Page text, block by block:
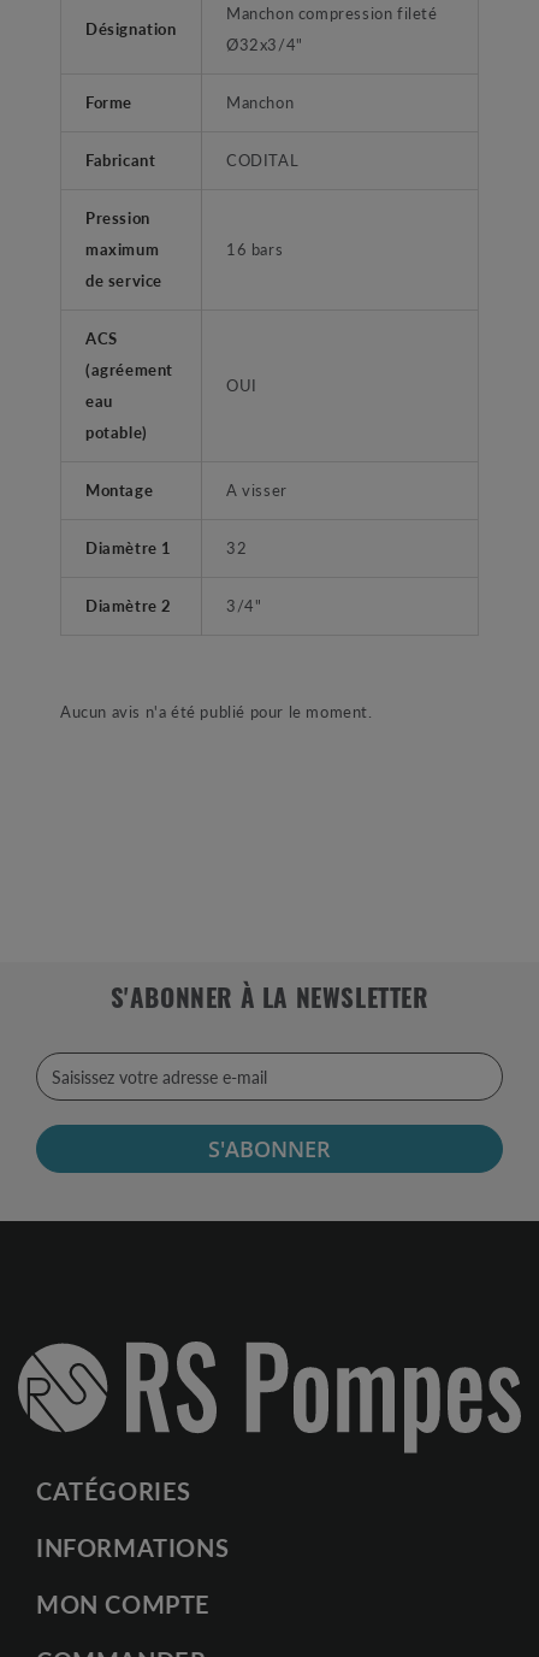
Désignation
Manchon compression fileté
Ø32x3/4"
Forme Manchon
Fabricant CODITAL
Pression
maximum
de service
16 bars
ACS
(agréement
eau
potable)
OUI
Montage A visser
Diamètre 1 32
Diamètre 2 3/4"
Aucun avis n'a été publié pour le moment.
S'ABONNER À LA NEWSLETTER
S'ABONNER
CATÉGORIES
INFORMATIONS
MON COMPTE